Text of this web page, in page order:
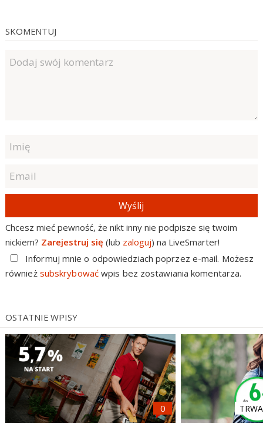
SKOMENTUJ
Wyślij
Chcesz mieć pewność, że nikt inny nie podpisze się twoim
nickiem? Zarejestruj się (lub zaloguj) na LiveSmarter!
Informuj mnie o odpowiedziach poprzez e-mail. Możesz
również subskrybowaćwpis bez zostawiania komentarza.
OSTATNIE WPISY